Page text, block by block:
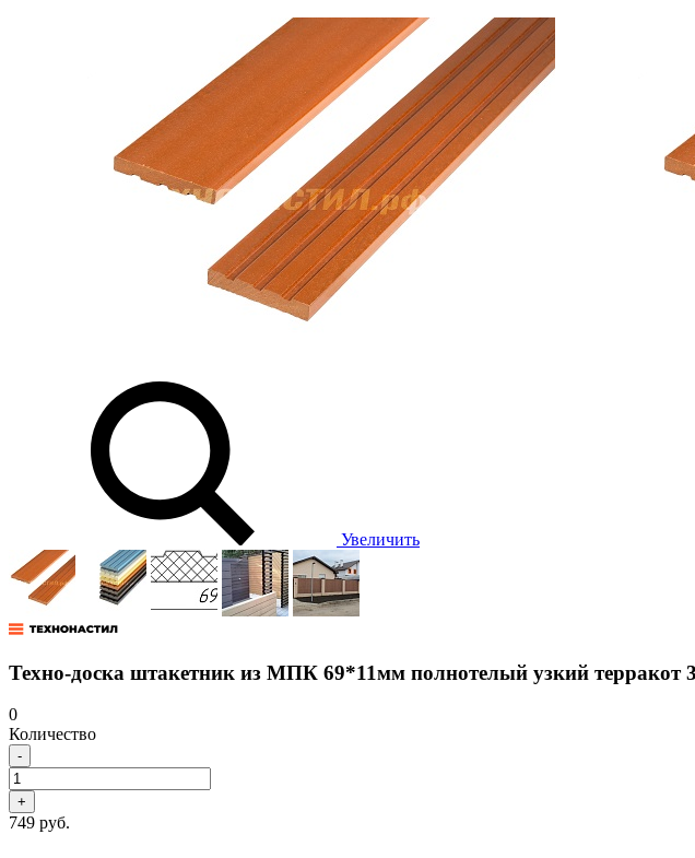
Увеличить
Техно-доска штакетник из МПК 69*11мм полнотелый узкий терракот
0
Количество
-
+
749 руб.